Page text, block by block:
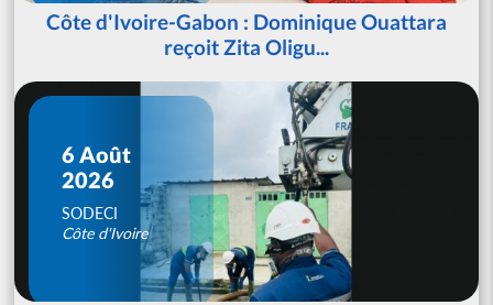
Côte d'Ivoire-Gabon : Dominique Ouattara
reçoit Zita Oligu...
6 Août
2026
SODECI
Côte d'Ivoire